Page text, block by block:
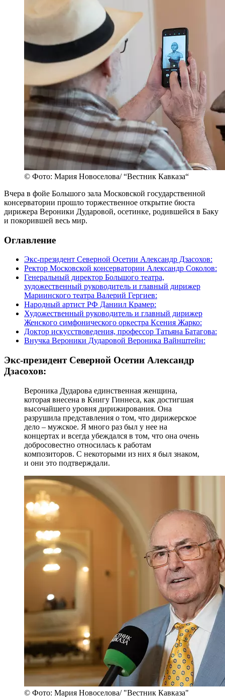
© Фото: Мария Новоселова/ “Вестник Кавказа“
Вчера в фойе Большого зала Московской государственной
консерватории прошло торжественное открытие бюста
дирижера Вероники Дударовой, осетинке, родившейся в Баку
и покорившей весь мир.
Оглавление
Экс-президент Северной Осетии Александр Дзасохов:
Ректор Московской консерватории Александр Соколов:
Генеральный директор Большого театра,
художественный руководитель и главный дирижер
Мариинского театра Валерий Гергиев:
Народный артист РФ Даниил Крамер:
Художественный руководитель и главный дирижер
Женского симфонического оркестра Ксения Жарко:
Доктор искусствоведения, профессор Татьяна Батагова:
Внучка Вероники Дударовой Вероника Вайнштейн:
Экс-президент Северной Осетии Александр
Дзасохов:
Вероника Дударова единственная женщина,
которая внесена в Книгу Гиннеса, как достигшая
высочайшего уровня дирижирования. Она
разрушила представления о том, что дирижерское
дело – мужское. Я много раз был у нее на
концертах и всегда убеждался в том, что она очень
добросовестно относилась к работам
композиторов. С некоторыми из них я был знаком,
и они это подтверждали.
© Фото: Мария Новоселова/ "Вестник Кавказа"